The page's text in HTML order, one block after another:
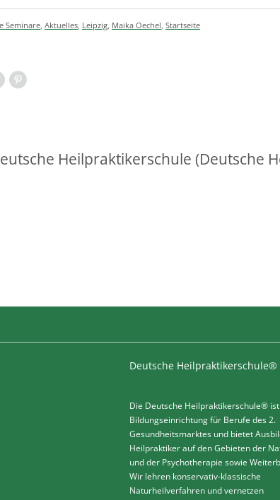
Seminare, Aktuelles, Leipzig, Maika Oechel, Startseite
Heilpraktikerschule (Deutsche
Deutsche Heilpraktikerschule®
Die Deutsche Heilpraktikerschule®
Bildungseinrichtung für Berufe des 2.
Gesundheitsmarktes und bietet
Heilpraktiker auf den Gebieten der
und der Psychotherapie sowie
Wir lehren konservativ-klassische
Naturheilverfahren und vernetzen